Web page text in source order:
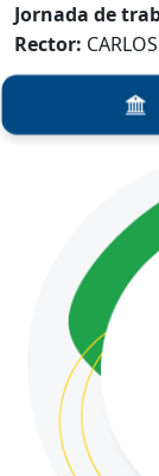
Jornada de
Rector: